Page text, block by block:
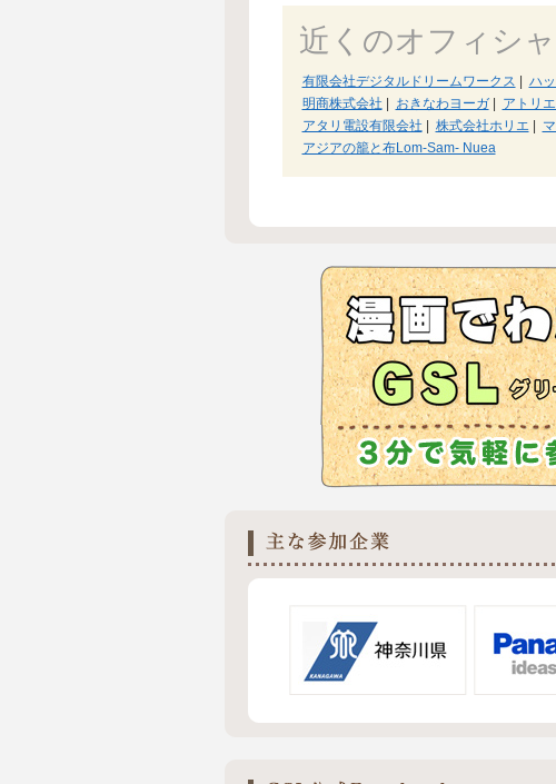
近くのオフィシ
有限会社デジタルドリームワークス ハ
明商株式会社
おきなわヨーガ| アトリ
アタリ電設有限会社
株式会社ホリエ|
アジアの籠と布Lom-Sam- Nuea